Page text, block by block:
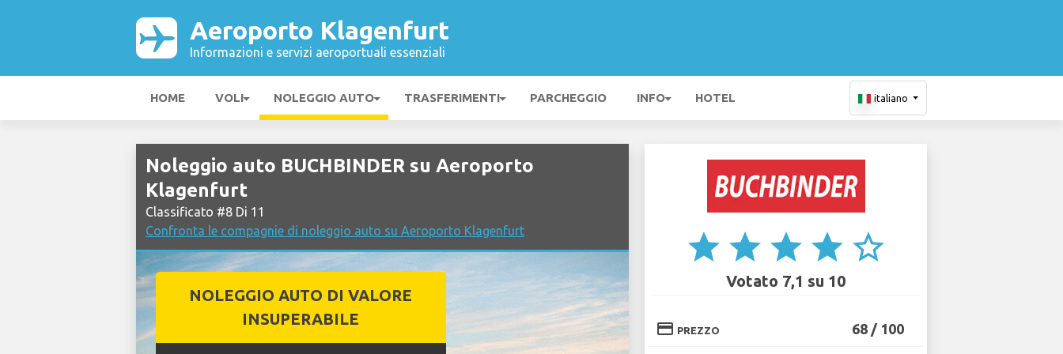
Aeroporto Klagenfurt
Informazioni e servizi aeroportuali essenziali
HOME VOLI NOLEGGIO AUTO TRASFERIMENTI PARCHEGGIO INFO HOTEL italiano
Noleggio auto BUCHBINDER su Aeroporto
Klagenfurt
Classificato #8 Di 11
Confronta le compagnie di noleggio auto su Aeroporto Klagenfurt
NOLEGGIO AUTO DI VALORE
INSUPERABILE
star star star star star_border
Votato 7,1 su 10
credit_card PREZZO 68 / 100